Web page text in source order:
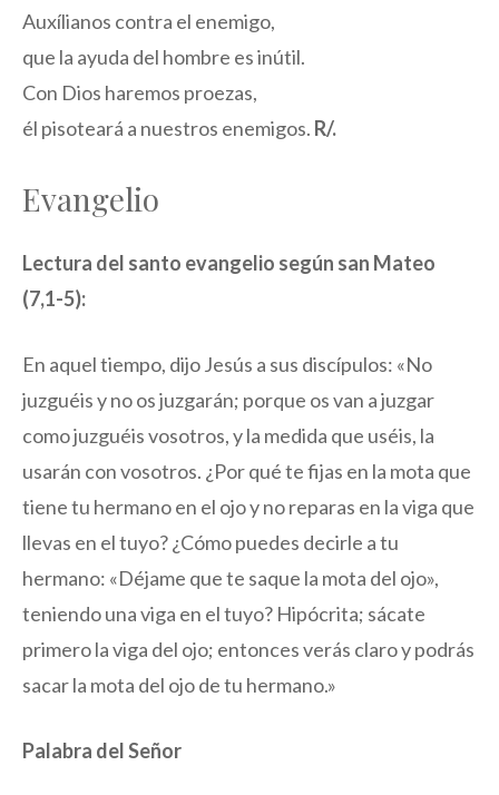
Auxílianos contra el enemigo,
que la ayuda del hombre es inútil.
Con Dios haremos proezas,
él pisoteará a nuestros enemigos. R/.
Evangelio
Lectura del santo evangelio según san Mateo
(7,1-5):
En aquel tiempo, dijo Jesús a sus discípulos: «No
juzguéis y no os juzgarán; porque os van a juzgar
como juzguéis vosotros, y la medida que uséis, la
usarán con vosotros. ¿Por qué te fijas en la mota que
tiene tu hermano en el ojo y no reparas en la viga que
llevas en el tuyo? ¿Cómo puedes decirle a tu
hermano: «Déjame que te saque la mota del ojo»,
teniendo una viga en el tuyo? Hipócrita; sácate
primero la viga del ojo; entonces verás claro y podrás
sacar la mota del ojo de tu hermano.»
Palabra del Señor